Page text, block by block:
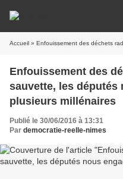
Accueil » Enfouissement des déchets radioactifs - A
Enfouissement des
sauvette, les députés
plusieurs millénaires
Publié le 30/06/2016 à 13:31
Par democratie-reelle-nimes